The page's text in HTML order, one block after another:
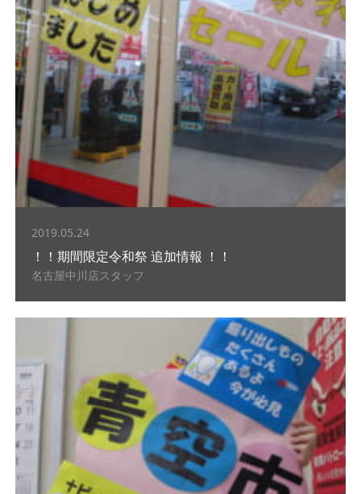
2019.05.24
！！期間限定令和祭 追加情報 ！！
名古屋中川店スタッフ